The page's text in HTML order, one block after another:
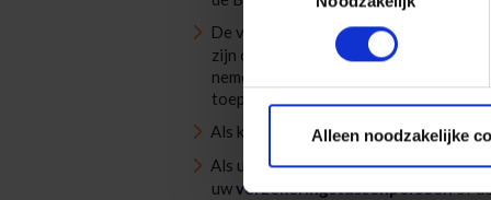
Alleen noodzakelijke
De verzekering is onderhevig aan
zijn op het verzekerde risico:
nemen van het informatiedocument
toepassing op deze verzekering
Als klant bent u beschermd door de
Als u een klacht of opmerking hebt,
uwverzekeringstussenpersoonof